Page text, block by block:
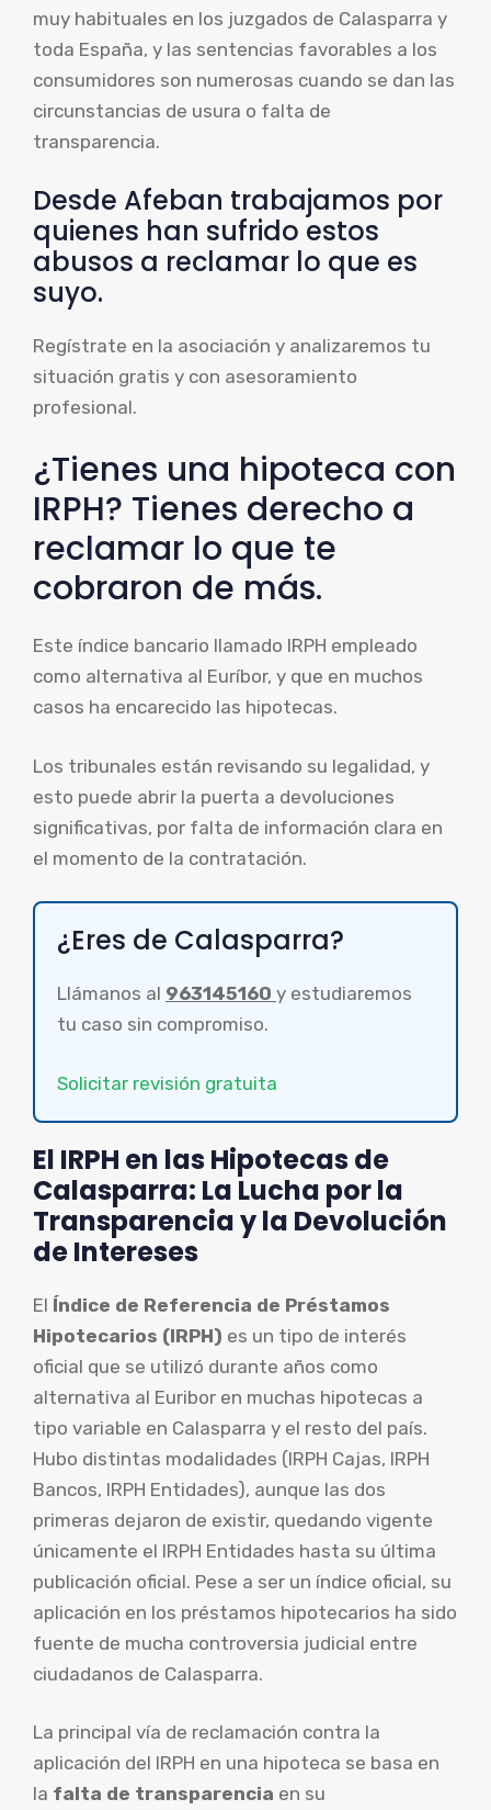
muy habituales en los juzgados de Calasparra y
toda España, y las sentencias favorables a los
consumidores son numerosas cuando se dan las
circunstancias de usura o falta de
transparencia.
Desde Afeban trabajamos por
quienes han sufrido estos
abusos a reclamar lo que es
suyo.
Regístrate en la asociación y analizaremos tu
situación gratis y con asesoramiento
profesional.
¿Tienes una hipoteca con
IRPH? Tienes derecho a
reclamar lo que te
cobraron de más.
Este índice bancario llamado IRPH empleado
como alternativa al Euríbor, y que en muchos
casos ha encarecido las hipotecas.
Los tribunales están revisando su legalidad, y
esto puede abrir la puerta a devoluciones
significativas, por falta de información clara en
el momento de la contratación.
¿Eres de Calasparra?
Llámanos al 963145160 y estudiaremos
tu caso sin compromiso.
Solicitar revisión gratuita
El IRPH en las Hipotecas de
Calasparra: La Lucha por la
Transparencia y la Devolución
de Intereses
El Índice de Referencia de Préstamos
Hipotecarios (IRPH) es un tipo de interés
oficial que se utilizó durante años como
alternativa al Euribor en muchas hipotecas a
tipo variable en Calasparra y el resto del país.
Hubo distintas modalidades (IRPH Cajas, IRPH
Bancos, IRPH Entidades), aunque las dos
primeras dejaron de existir, quedando vigente
únicamente el IRPH Entidades hasta su última
publicación oficial. Pese a ser un índice oficial, su
aplicación en los préstamos hipotecarios ha sido
fuente de mucha controversia judicial entre
ciudadanos de Calasparra.
La principal vía de reclamación contra la
aplicación del IRPH en una hipoteca se basa en
la falta de transparencia en su